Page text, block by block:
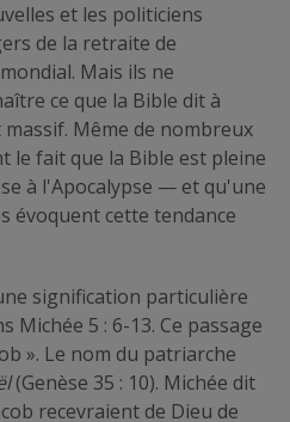
et les politiciens
de la retraite de
Mais ils ne
ce que la Bible dit à
Même de nombreux
le fait que la Bible est pleine
à l'Apocalypse — et qu'une
évoquent cette tendance
signification particulière
Michée 5 : 6-13. Ce passage
». Le nom du patriarche
(Genèse 35 : 10). Michée dit
recevraient de Dieu de